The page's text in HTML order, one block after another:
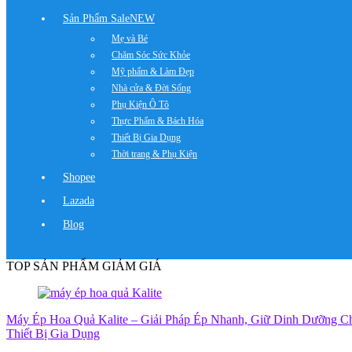
Sản Phẩm SaleNEW
Mẹ và Bé
Chăm Sóc Sức Khỏe
Mỹ phẩm & Làm Đẹp
Nhà cửa & Đời Sống
Phụ Kiện Ô Tô
Thực Phẩm & Bách Hóa
Thiết Bị Gia Dụng
Thời trang & Phụ Kiện
Shopee
Lazada
Blog
TOP SẢN PHẨM GIẢM GIÁ
Máy Ép Hoa Quả Kalite – Giải Pháp Ép Nhanh, Giữ Dinh Dưỡng
Thiết Bị Gia Dụng